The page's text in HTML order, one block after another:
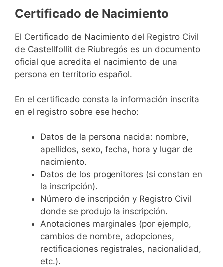
Certificado de Nacimiento
El Certificado de Nacimiento del Registro Civil
de Castellfollit de Riubregós es un documento
oficial que acredita el nacimiento de una
persona en territorio español.
En el certificado consta la información inscrita
en el registro sobre ese hecho:
Datos de la persona nacida: nombre,
apellidos, sexo, fecha, hora y lugar de
nacimiento.
Datos de los progenitores (si constan en
la inscripción).
Número de inscripción y Registro Civil
donde se produjo la inscripción.
Anotaciones marginales (por ejemplo,
cambios de nombre, adopciones,
rectificaciones registrales, nacionalidad,
etc.).